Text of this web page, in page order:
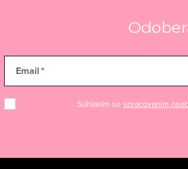
Email
Súhlasím so spracovaním